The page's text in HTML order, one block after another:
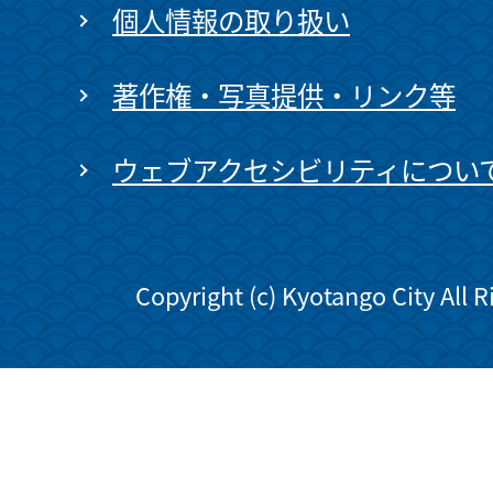
個人情報の取り扱い
著作権・写真提供・リンク等
ウェブアクセシビリティについ
Copyright (c) Kyotango City All